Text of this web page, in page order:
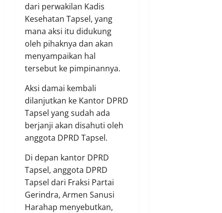
dari perwakilan Kadis
Kesehatan Tapsel, yang
mana aksi itu didukung
oleh pihaknya dan akan
menyampaikan hal
tersebut ke pimpinannya.
Aksi damai kembali
dilanjutkan ke Kantor DPRD
Tapsel yang sudah ada
berjanji akan disahuti oleh
anggota DPRD Tapsel.
Di depan kantor DPRD
Tapsel, anggota DPRD
Tapsel dari Fraksi Partai
Gerindra, Armen Sanusi
Harahap menyebutkan,